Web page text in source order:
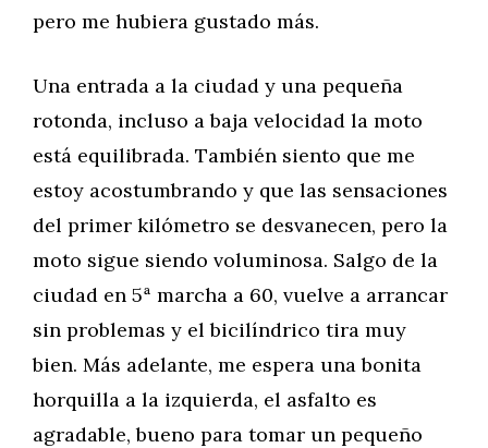
pero me hubiera gustado más.
Una entrada a la ciudad y una pequeña
rotonda, incluso a baja velocidad la moto
está equilibrada. También siento que me
estoy acostumbrando y que las sensaciones
del primer kilómetro se desvanecen, pero la
moto sigue siendo voluminosa. Salgo de la
ciudad en 5ª marcha a 60, vuelve a arrancar
sin problemas y el bicilíndrico tira muy
bien. Más adelante, me espera una bonita
horquilla a la izquierda, el asfalto es
agradable, bueno para tomar un pequeño